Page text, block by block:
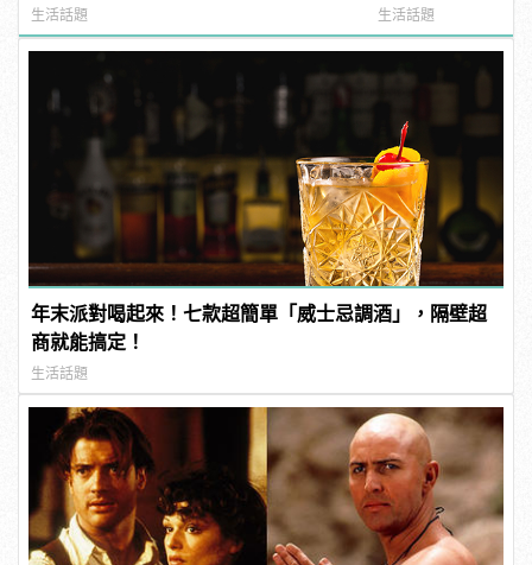
生活話題
「這不就是禮拜
生活話題
年末派對喝起來！七款超簡單「威士忌調酒」，隔壁超
商就能搞定！
生活話題